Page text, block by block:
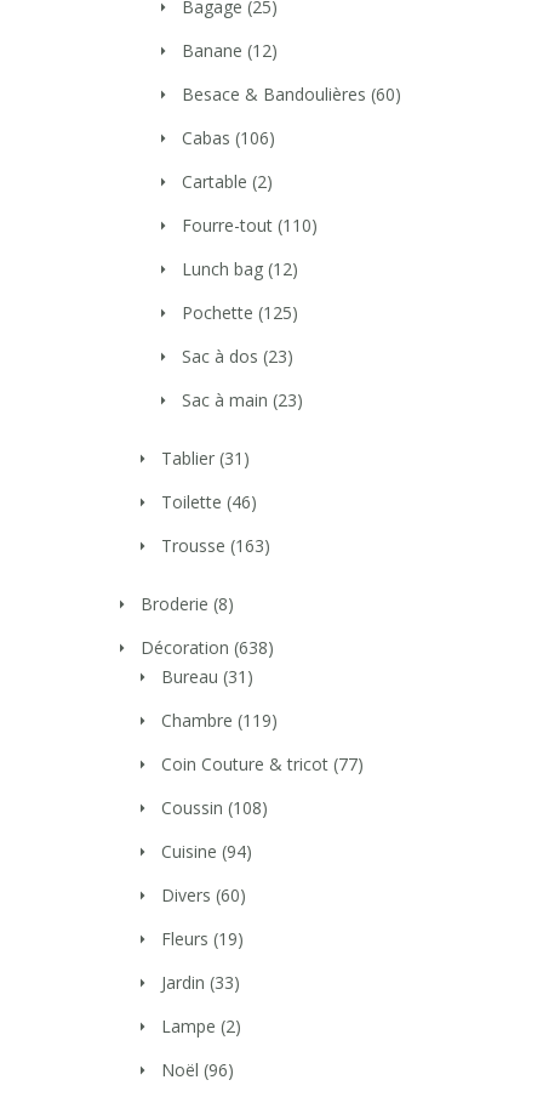
Bagage (25)
Banane (12)
Besace & Bandoulières (60)
Cabas (106)
Cartable (2)
Fourre-tout (110)
Lunch bag (12)
Pochette (125)
Sac à dos (23)
Sac à main (23)
Tablier (31)
Toilette (46)
Trousse (163)
Broderie (8)
Décoration (638)
Bureau (31)
Chambre (119)
Coin Couture & tricot (77)
Coussin (108)
Cuisine (94)
Divers (60)
Fleurs (19)
Jardin (33)
Lampe (2)
Noël (96)